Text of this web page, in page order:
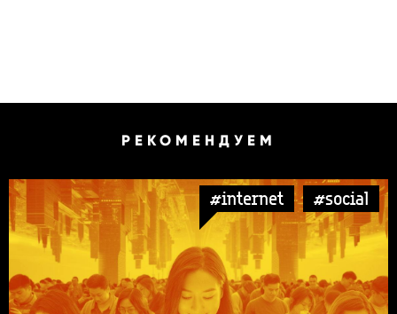
РЕКОМЕНДУЕМ
#internet #social